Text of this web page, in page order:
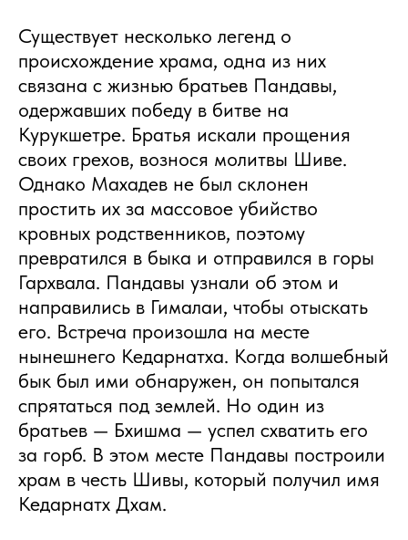
Существует несколько легенд о
происхождение храма, одна из них
связана с жизнью братьев Пандавы,
одержавших победу в битве на
Курукшетре. Братья искали прощения
своих грехов, вознося молитвы Шиве.
Однако Махадев не был склонен
простить их за массовое убийство
кровных родственников, поэтому
превратился в быка и отправился в горы
Гархвала. Пандавы узнали об этом и
направились в Гималаи, чтобы отыскать
его. Встреча произошла на месте
нынешнего Кедарнатха. Когда волшебный
бык был ими обнаружен, он попытался
спрятаться под землей. Но один из
братьев — Бхишма — успел схватить его
за горб. В этом месте Пандавы построили
храм в честь Шивы, который получил имя
Кедарнатх Дхам.